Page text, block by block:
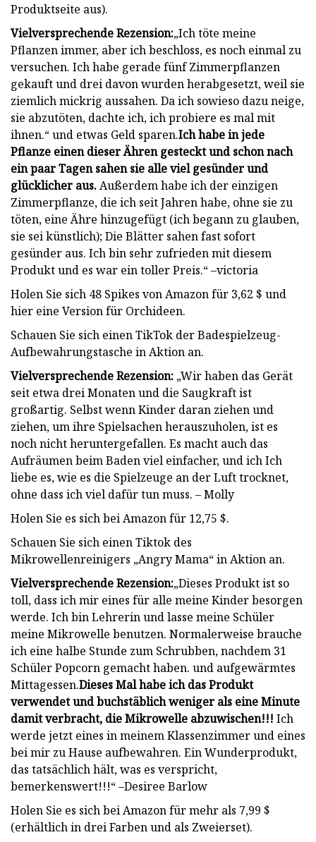
Produktseite aus).
Vielversprechende Rezension:„Ich töte meine
Pflanzen immer, aber ich beschloss, es noch einmal zu
versuchen. Ich habe gerade fünf Zimmerpflanzen
gekauft und drei davon wurden herabgesetzt, weil sie
ziemlich mickrig aussahen. Da ich sowieso dazu neige,
sie abzutöten, dachte ich, ich probiere es mal mit
ihnen.“ und etwas Geld sparen.Ich habe in jede
Pflanze einen dieser Ähren gesteckt und schon nach
ein paar Tagen sahen sie alle viel gesünder und
glücklicher aus.Außerdem habe ich der einzigen
Zimmerpflanze, die ich seit Jahren habe, ohne sie zu
töten, eine Ähre hinzugefügt (ich begann zu glauben,
sie sei künstlich); Die Blätter sahen fast sofort
gesünder aus. Ich bin sehr zufrieden mit diesem
Produkt und es war ein toller Preis.“ –victoria
Holen Sie sich 48 Spikes von Amazon für 3,62 $ und
hier eine Version für Orchideen.
Schauen Sie sich einen TikTok der Badespielzeug-
Aufbewahrungstasche in Aktion an.
Vielversprechende Rezension: „Wir haben das Gerät
seit etwa drei Monaten und die Saugkraft ist
großartig. Selbst wenn Kinder daran ziehen und
ziehen, um ihre Spielsachen herauszuholen, ist es
noch nicht heruntergefallen. Es macht auch das
Aufräumen beim Baden viel einfacher, und ich Ich
liebe es, wie es die Spielzeuge an der Luft trocknet,
ohne dass ich viel dafür tun muss. – Molly
Holen Sie es sich bei Amazon für 12,75 $.
Schauen Sie sich einen Tiktok des
Mikrowellenreinigers „Angry Mama“ in Aktion an.
Vielversprechende Rezension:„Dieses Produkt ist so
toll, dass ich mir eines für alle meine Kinder besorgen
werde. Ich bin Lehrerin und lasse meine Schüler
meine Mikrowelle benutzen. Normalerweise brauche
ich eine halbe Stunde zum Schrubben, nachdem 31
Schüler Popcorn gemacht haben. und aufgewärmtes
Mittagessen.Dieses Mal habe ich das Produkt
verwendet und buchstäblich weniger als eine Minute
damit verbracht, die Mikrowelle abzuwischen!!! Ich
werde jetzt eines in meinem Klassenzimmer und eines
bei mir zu Hause aufbewahren. Ein Wunderprodukt,
das tatsächlich hält, was es verspricht,
bemerkenswert!!!“ –Desiree Barlow
Holen Sie es sich bei Amazon für mehr als 7,99 $
(erhältlich in drei Farben und als Zweierset).